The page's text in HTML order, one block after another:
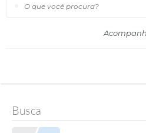
O que você procura?
Busca